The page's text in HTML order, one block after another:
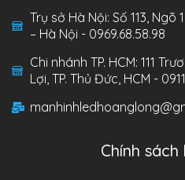
Trụ sở Hà Nội: Số 113, Ngõ
– Hà Nội - 0969.68.58.98
Chi nhánh TP. HCM: 111
Lợi, TP. Thủ Đức, HCM -
Chính